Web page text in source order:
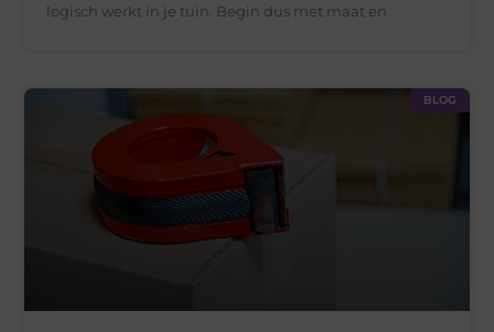
logisch werkt in je tuin. Begin dus met maat en
BLOG